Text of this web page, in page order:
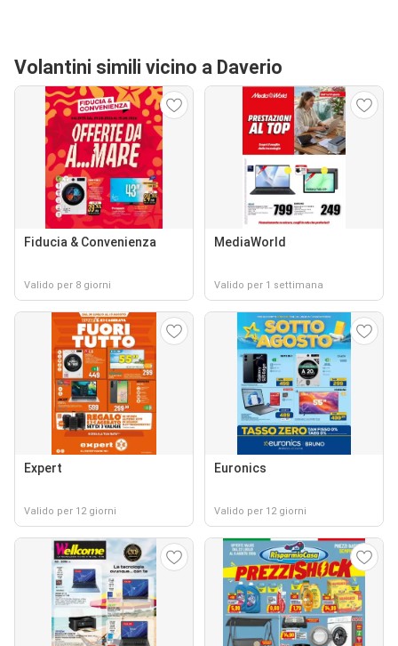
Volantini simili vicino a Daverio
Fiducia & Convenienza
Valido per 8 giorni
MediaWorld
Valido per 1 settimana
Expert
Valido per 12 giorni
Euronics
Valido per 12 giorni